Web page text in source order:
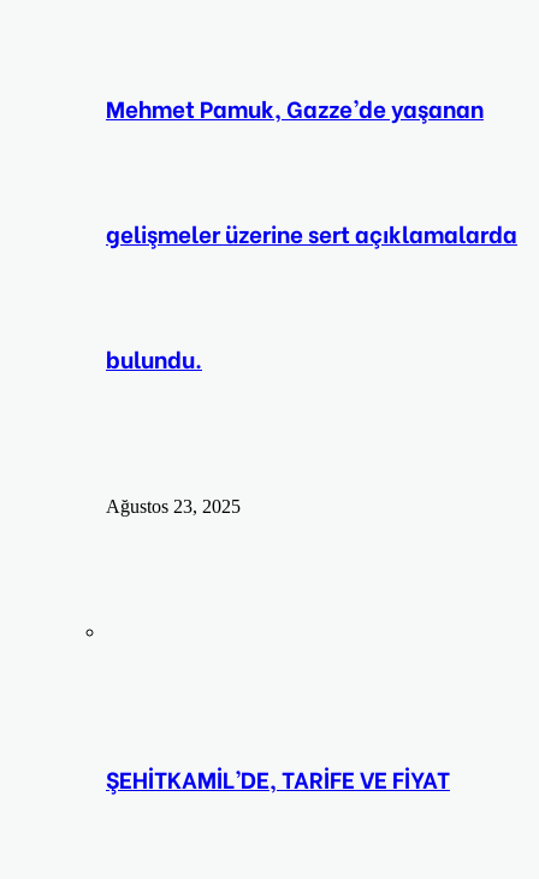
Mehmet Pamuk, Gazze’de yaşanan
gelişmeler üzerine sert açıklamalarda
bulundu.
Ağustos 23, 2025
ŞEHİTKAMİL’DE, TARİFE VE FİYAT